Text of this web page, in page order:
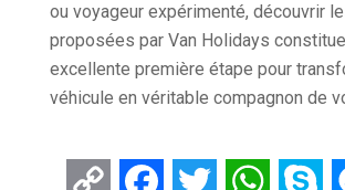
ou voyageur expérimenté, découvrir
proposées par Van Holidays
excellente première étape pour
véhicule en véritable compagnon de
Copy FacebookTwitter